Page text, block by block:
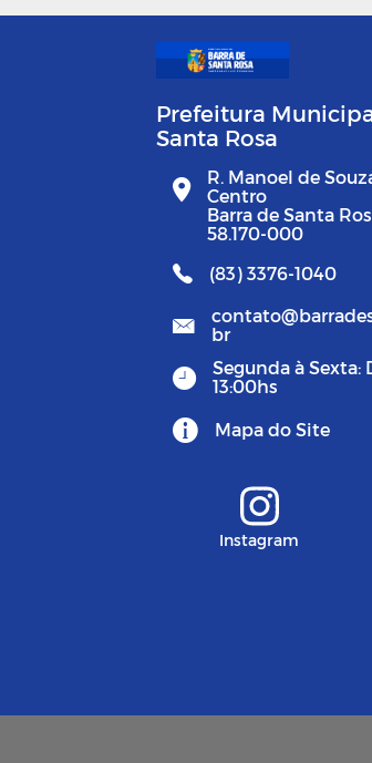
Prefeitura
Santa Rosa
R. Manoel de
Centro
Barra de Santa
58.170-000
(83) 3376-1040
br
Segunda à Sexta:
13:00hs
Mapa do Site
Instagram